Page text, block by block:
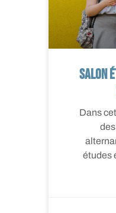
Salon
Dans
études